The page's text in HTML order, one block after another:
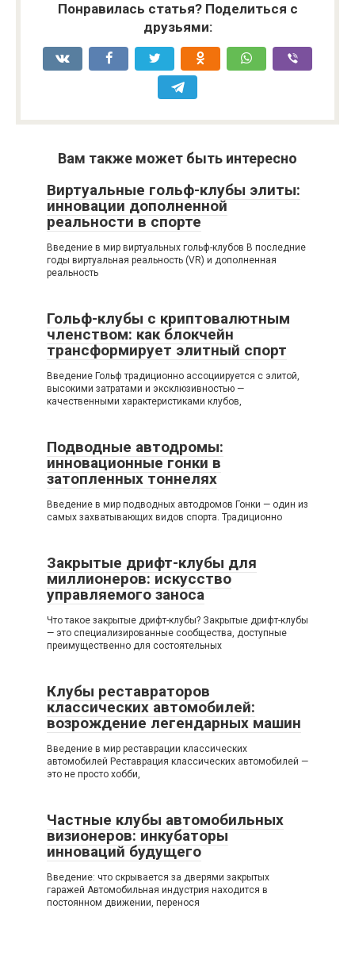
Понравилась статья? Поделиться с
друзьями:
Вам также может быть интересно
Виртуальные гольф-клубы элиты:
инновации дополненной
реальности в спорте
Введение в мир виртуальных гольф-клубов В последние
годы виртуальная реальность (VR) и дополненная
реальность
Гольф-клубы с криптовалютным
членством: как блокчейн
трансформирует элитный спорт
Введение Гольф традиционно ассоциируется с элитой,
высокими затратами и эксклюзивностью —
качественными характеристиками клубов,
Подводные автодромы:
инновационные гонки в
затопленных тоннелях
Введение в мир подводных автодромов Гонки — один из
самых захватывающих видов спорта. Традиционно
Закрытые дрифт-клубы для
миллионеров: искусство
управляемого заноса
Что такое закрытые дрифт-клубы? Закрытые дрифт-клубы
— это специализированные сообщества, доступные
преимущественно для состоятельных
Клубы реставраторов
классических автомобилей:
возрождение легендарных машин
Введение в мир реставрации классических
автомобилей Реставрация классических автомобилей —
это не просто хобби,
Частные клубы автомобильных
визионеров: инкубаторы
инноваций будущего
Введение: что скрывается за дверями закрытых
гаражей Автомобильная индустрия находится в
постоянном движении, перенося